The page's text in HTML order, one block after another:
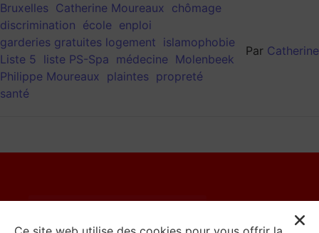
Bruxelles Catherine Moureaux chômage
discrimination école enploi
garderies gratuites logement islamophobie
Liste 5 liste PS-Spa médecine Molenbeek
Philippe Moureaux plaintes propreté
santé
Par Catherine